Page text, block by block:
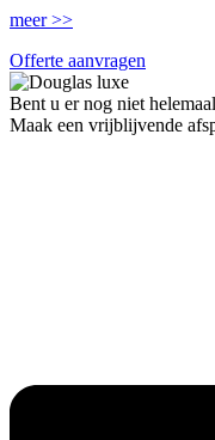
meer >>
Offerte aanvragen
Bent u er nog niet
Maak een vrijblijvende